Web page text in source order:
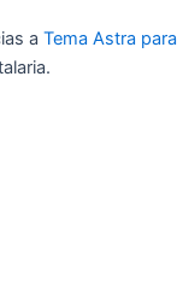
a Tema Astra para